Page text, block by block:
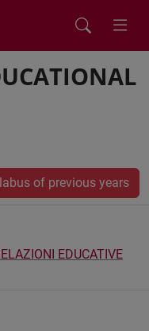
of previous years
EDUCATIVE